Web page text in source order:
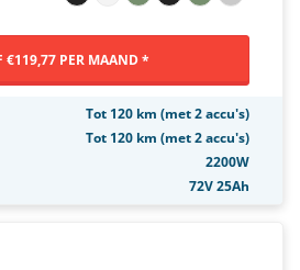
€119,77 PER MAAND *
Tot 120 km (met 2 accu's)
Tot 120 km (met 2 accu's)
2200W
72V 25Ah